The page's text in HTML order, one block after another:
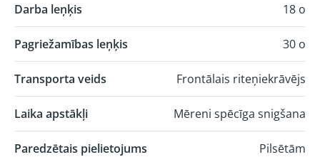
Darba leņķis 18 o
Pagriežamības leņķis 30 o
Transporta veids Frontālais riteņiekrāvējs
Laika apstākļi Mēreni spēcīga snigšana
Paredzētais pielietojums Pilsētām